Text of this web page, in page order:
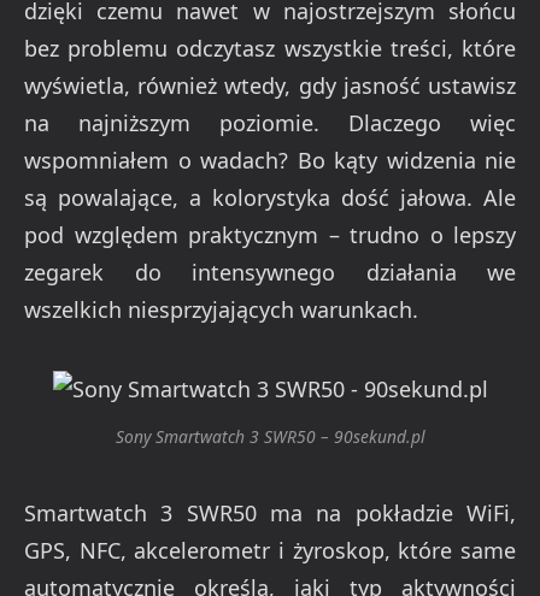
dzięki czemu nawet w najostrzejszym słońcu
bez problemu odczytasz wszystkie treści, które
wyświetla, również wtedy, gdy jasność ustawisz
na najniższym poziomie. Dlaczego więc
wspomniałem o wadach? Bo kąty widzenia nie
są powalające, a kolorystyka dość jałowa. Ale
pod względem praktycznym – trudno o lepszy
zegarek do intensywnego działania we
wszelkich niesprzyjających warunkach.
Sony Smartwatch 3 SWR50 – 90sekund.pl
Smartwatch 3 SWR50 ma na pokładzie WiFi,
GPS, NFC, akcelerometr i żyroskop, które same
automatycznie określą, jaki typ aktywności